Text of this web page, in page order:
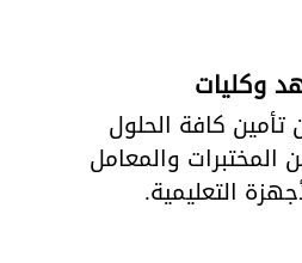
وكليات
تأمين كافة الحلول
المختبرات والمعامل
التعليمية.